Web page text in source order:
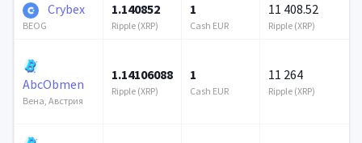
Crybex
BEOG
1.140852
Ripple (XRP)
1
Cash EUR
11 408.52
Ripple (XRP)
AbcObmen
Вена, Австрия
1.14106088
Ripple (XRP)
1
Cash EUR
11 264
Ripple (XRP)